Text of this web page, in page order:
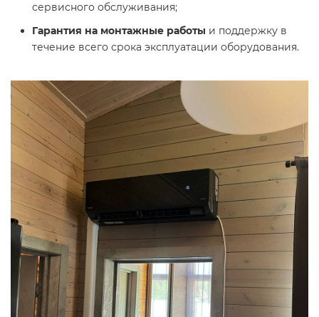
сервисного обслуживания;
Гарантия на монтажные работы и поддержку в
течение всего срока эксплуатации оборудования.